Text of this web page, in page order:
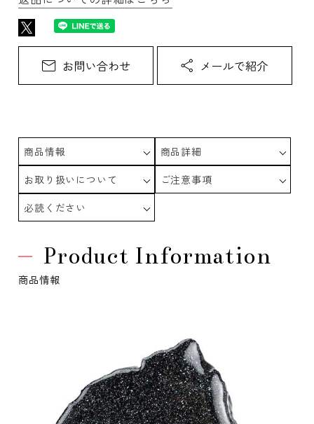
商品情報
商品詳細
お取り扱いについて
ご注意事項
必読ください
Product Information
商品情報